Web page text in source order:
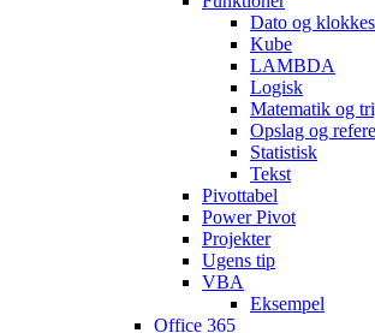
Dato og
Kube
LAMBDA
Logisk
Matematik og
Opslag og
Statistisk
Tekst
Pivottabel
Power Pivot
Projekter
Ugens tip
VBA
Eksempel
Office 365